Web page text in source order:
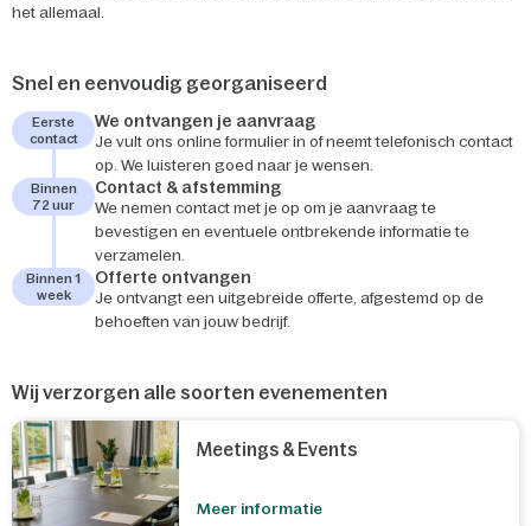
het allemaal.
Snel en eenvoudig georganiseerd
Eerste
contact
We ontvangen je aanvraag
Je vult ons online formulier in of neemt telefonisch contact
op. We luisteren goed naar je wensen.
Binnen
72 uur
Contact & afstemming
We nemen contact met je op om je aanvraag te
bevestigen en eventuele ontbrekende informatie te
verzamelen.
Binnen 1
week
Offerte ontvangen
Je ontvangt een uitgebreide offerte, afgestemd op de
behoeften van jouw bedrijf.
Wij verzorgen alle soorten evenementen
Meetings & Events
Meer informatie